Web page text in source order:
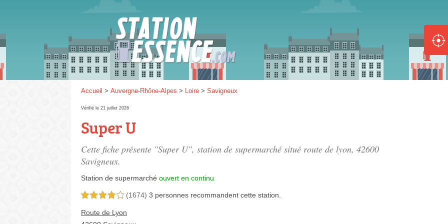
Accueil > Auvergne-Rhône-Alpes > Loire > Savigneux
Vérifié le 21 juillet 2026
Super U
Cette fiche présente "Super U", station de supermarché situé route de lyon, 42600
Savigneux.
Station de supermarché ouvert en continu
4,0 étoiles sur 5 (1674) 3 personnes recommandent cette station.
Route de Lyon
Gazole :
Disponible Épuisé
SP 98 :
Disponible